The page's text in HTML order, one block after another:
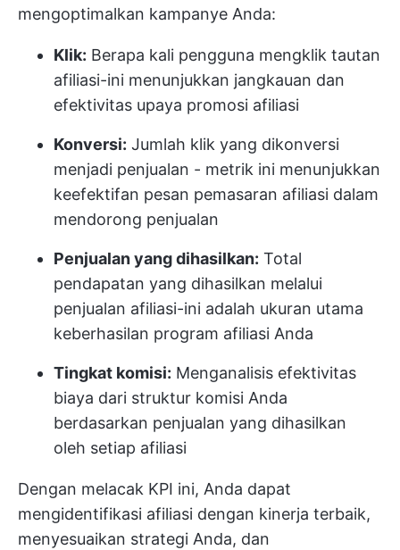
mengoptimalkan kampanye Anda:
Klik: Berapa kali pengguna mengklik tautan
afiliasi-ini menunjukkan jangkauan dan
efektivitas upaya promosi afiliasi
Konversi: Jumlah klik yang dikonversi
menjadi penjualan - metrik ini menunjukkan
keefektifan pesan pemasaran afiliasi dalam
mendorong penjualan
Penjualan yang dihasilkan: Total
pendapatan yang dihasilkan melalui
penjualan afiliasi-ini adalah ukuran utama
keberhasilan program afiliasi Anda
Tingkat komisi: Menganalisis efektivitas
biaya dari struktur komisi Anda
berdasarkan penjualan yang dihasilkan
oleh setiap afiliasi
Dengan melacak KPI ini, Anda dapat
mengidentifikasi afiliasi dengan kinerja terbaik,
menyesuaikan strategi Anda, dan